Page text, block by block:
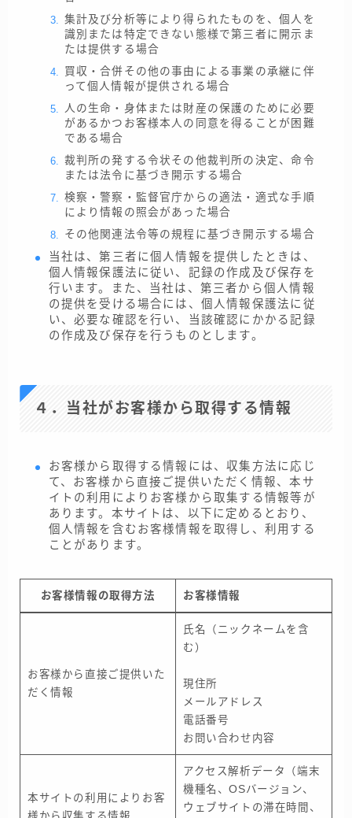
集計及び分析等により得られたものを、個人を
識別または特定できない態様で第三者に開示ま
たは提供する場合
買収・合併その他の事由による事業の承継に伴
って個人情報が提供される場合
人の生命・身体または財産の保護のために必要
があるかつお客様本人の同意を得ることが困難
である場合
裁判所の発する令状その他裁判所の決定、命令
または法令に基づき開示する場合
検察・警察・監督官庁からの適法・適式な手順
により情報の照会があった場合
その他関連法令等の規程に基づき開示する場合
当社は、第三者に個人情報を提供したときは、
個人情報保護法に従い、記録の作成及び保存を
行います。また、当社は、第三者から個人情報
の提供を受ける場合には、個人情報保護法に従
い、必要な確認を行い、当該確認にかかる記録
の作成及び保存を行うものとします。
４．当社がお客様から取得する情報
お客様から取得する情報には、収集方法に応じ
て、お客様から直接ご提供いただく情報、本サ
イトの利用によりお客様から取集する情報等が
あります。本サイトは、以下に定めるとおり、
個人情報を含むお客様情報を取得し、利用する
ことがあります。
お客様情報の取得方法 お客様情報
お客様から直接ご提供いた
だく情報
氏名（ニックネームを含
む）
現住所
メールアドレス
電話番号
お問い合わせ内容
本サイトの利用によりお客
アクセス解析データ（端末
機種名、OSバージョン、
ウェブサイトの滞在時間、